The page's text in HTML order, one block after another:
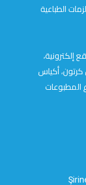
الطباعية
إلكترونية،
أكياس
المطبوعات